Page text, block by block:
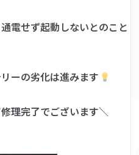
電せず起動しないとのこと
ーの劣化は進みます
理完了でございます＼